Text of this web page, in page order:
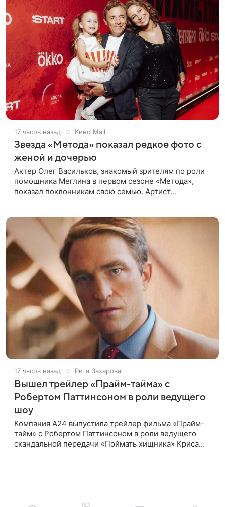
17 часов назад Кино Mail
Звезда «Метода» показал редкое фото с
женой и дочерью
Актер Олег Васильков, знакомый зрителям по роли
помощника Меглина в первом сезоне «Метода»,
показал поклонникам свою семью. Артист
17 часов назад Рита Захарова
Вышел трейлер «Прайм-тайма» с
Робертом Паттинсоном в роли ведущего
шоу
Компания A24 выпустила трейлер фильма «Прайм-
тайм» с Робертом Паттинсоном в роли ведущего
скандальной передачи «Поймать хищника» Криса